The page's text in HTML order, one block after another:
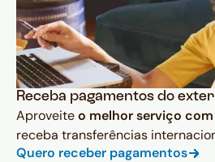
Receba pagamentos do
Aproveiteo melhor serviço
receba transferências
Quero receber pagamentos